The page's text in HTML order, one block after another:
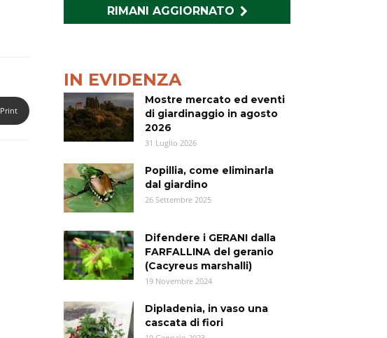
Print
RIMANI AGGIORNATO
IN EVIDENZA
Mostre mercato ed eventi
di giardinaggio in agosto
2026
31 Luglio 2026
Popillia, come eliminarla
dal giardino
26 Settembre 2025
Difendere i GERANI dalla
FARFALLINA del geranio
(Cacyreus marshalli)
19 Novembre 2024
Dipladenia, in vaso una
cascata di fiori